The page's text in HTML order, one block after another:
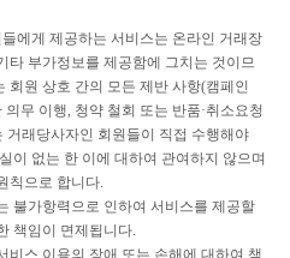
에게 제공하는 서비스는 온라인 거래장
타 부가정보를 제공함에 그치는 것이므
회원 상호 간의 모든 제반 사항(캠페인
의무 이행, 청약 철회 또는 반품·취소요청
거래당사자인 회원들이 직접 수행해야
이 없는 한 이에 대하여 관여하지 않으며
칙으로 합니다.
불가항력으로 인하여 서비스를 제공할
책임이 면제됩니다.
비스 이용의 장애 또는 손해에 대하여 책